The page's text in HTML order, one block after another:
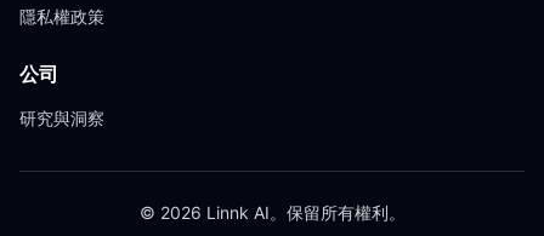
隱私權政策
公司
研究與洞察
© 2026 Linnk AI。保留所有權利。